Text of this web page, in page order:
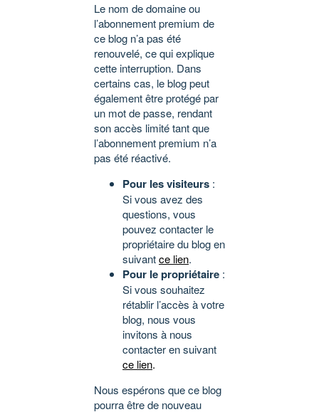
Le nom de domaine ou
l’abonnement premium de
ce blog n’a pas été
renouvelé, ce qui explique
cette interruption. Dans
certains cas, le blog peut
également être protégé par
un mot de passe, rendant
son accès limité tant que
l’abonnement premium n’a
pas été réactivé.
Pour les visiteurs :
Si vous avez des
questions, vous
pouvez contacter le
propriétaire du blog en
suivantce lien.
Pour le propriétaire :
Si vous souhaitez
rétablir l’accès à votre
blog, nous vous
invitons à nous
contacter en suivant
ce lien.
Nous espérons que ce blog
pourra être de nouveau